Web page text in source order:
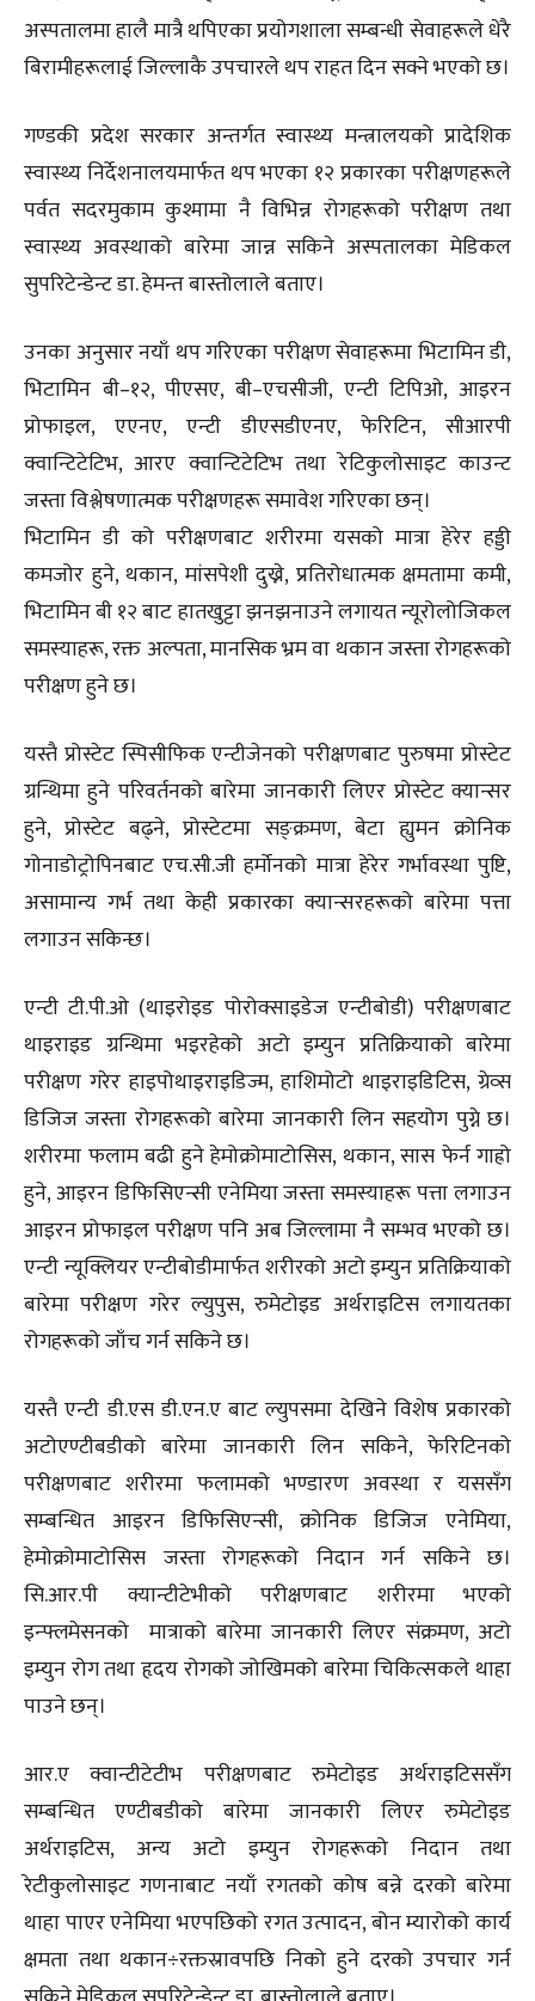
अस्पतालमा हालै मात्रै थपिएका प्रयोगशाला सम्बन्धी सेवाहरूले धेरै
बिरामीहरूलाई जिल्लाकै उपचारले थप राहत दिन सक्ने भएको छ।
गण्डकी प्रदेश सरकार अन्तर्गत स्वास्थ्य मन्त्रालयको प्रादेशिक
स्वास्थ्य निर्देशनालयमार्फत थप भएका १२ प्रकारका परीक्षणहरूले
पर्वत सदरमुकाम कुश्मामा नै विभिन्न रोगहरूको परीक्षण तथा
स्वास्थ्य अवस्थाको बारेमा जान्न सकिने अस्पतालका मेडिकल
सुपरिटेन्डेन्ट डा. हेमन्त बास्तोलाले बताए।
उनका अनुसार नयाँ थप गरिएका परीक्षण सेवाहरूमा भिटामिन डी,
भिटामिन बी–१२, पीएसए, बी–एचसीजी, एन्टी टिपिओ, आइरन
प्रोफाइल, एएनए, एन्टी डीएसडीएनए, फेरिटिन, सीआरपी
क्वान्टिटेटिभ, आरए क्वान्टिटेटिभ तथा रेटिकुलोसाइट काउन्ट
जस्ता विश्लेषणात्मक परीक्षणहरू समावेश गरिएका छन्।
भिटामिन डी को परीक्षणबाट शरीरमा यसको मात्रा हेरेर हड्डी
कमजोर हुने, थकान, मांसपेशी दुख्ने, प्रतिरोधात्मक क्षमतामा कमी,
भिटामिन बी १२ बाट हातखुट्टा झनझनाउने लगायत न्यूरोलोजिकल
समस्याहरू, रक्त अल्पता, मानसिक भ्रम वा थकान जस्ता रोगहरूको
परीक्षण हुने छ।
यस्तै प्रोस्टेट स्पिसीफिक एन्टीजेनको परीक्षणबाट पुरुषमा प्रोस्टेट
ग्रन्थिमा हुने परिवर्तनको बारेमा जानकारी लिएर प्रोस्टेट क्यान्सर
हुने, प्रोस्टेट बढ्ने, प्रोस्टेटमा सङ्क्रमण, बेटा ह्युमन क्रोनिक
गोनाडोट्रोपिनबाट एच.सी.जी हर्मोनको मात्रा हेरेर गर्भावस्था पुष्टि,
असामान्य गर्भ तथा केही प्रकारका क्यान्सरहरूको बारेमा पत्ता
लगाउन सकिन्छ।
एन्टी टी.पी.ओ (थाइरोइड पोरोक्साइडेज एन्टीबोडी) परीक्षणबाट
थाइराइड ग्रन्थिमा भइरहेको अटो इम्युन प्रतिक्रियाको बारेमा
परीक्षण गरेर हाइपोथाइराइडिज्म, हाशिमोटो थाइराइडिटिस, ग्रेव्स
डिजिज जस्ता रोगहरूको बारेमा जानकारी लिन सहयोग पुग्ने छ।
शरीरमा फलाम बढी हुने हेमोक्रोमाटोसिस, थकान, सास फेर्न गाह्रो
हुने, आइरन डिफिसिएन्सी एनेमिया जस्ता समस्याहरू पत्ता लगाउन
आइरन प्रोफाइल परीक्षण पनि अब जिल्लामा नै सम्भव भएको छ।
एन्टी न्यूक्लियर एन्टीबोडीमार्फत शरीरको अटो इम्युन प्रतिक्रियाको
बारेमा परीक्षण गरेर ल्युपुस, रुमेटोइड अर्थराइटिस लगायतका
रोगहरूको जाँच गर्न सकिने छ।
यस्तै एन्टी डी.एस डी.एन.ए बाट ल्युपसमा देखिने विशेष प्रकारको
अटोएण्टीबडीको बारेमा जानकारी लिन सकिने, फेरिटिनको
परीक्षणबाट शरीरमा फलामको भण्डारण अवस्था र यससँग
सम्बन्धित आइरन डिफिसिएन्सी, क्रोनिक डिजिज एनेमिया,
हेमोक्रोमाटोसिस जस्ता रोगहरूको निदान गर्न सकिने छ।
सि.आर.पी क्यान्टीटेभीको परीक्षणबाट शरीरमा भएको
इन्फ्लमेसनको मात्राको बारेमा जानकारी लिएर संक्रमण, अटो
इम्युन रोग तथा हृदय रोगको जोखिमको बारेमा चिकित्सकले थाहा
पाउने छन्।
आर.ए क्वान्टीटेटीभ परीक्षणबाट रुमेटोइड अर्थराइटिससँग
सम्बन्धित एण्टीबडीको बारेमा जानकारी लिएर रुमेटोइड
अर्थराइटिस, अन्य अटो इम्युन रोगहरूको निदान तथा
रेटीकुलोसाइट गणनाबाट नयाँ रगतको कोष बन्ने दरको बारेमा
थाहा पाएर एनेमिया भएपछिको रगत उत्पादन, बोन म्यारोको कार्य
क्षमता तथा थकान÷रक्तस्रावपछि निको हुने दरको उपचार गर्न